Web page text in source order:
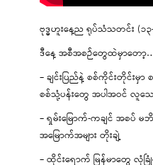
ဗုဒ္ဓဟူးနေ့ည ရုပ်သံသတင်း (၁၃
ဒီနေ့ အစီအစဉ်တွေထဲမှာတော့
– ချင်းပြည်နဲ့ စစ်ကိုင်းတိုင်း
စစ်သုံ့ပန်းတွေ အပါအဝင် လူသ
– ရှမ်းမြောက်-ကချင် အစပ်
အမြောက်အများ တိုးချဲ့
– ထိုင်းရောက် မြန်မာတွေ